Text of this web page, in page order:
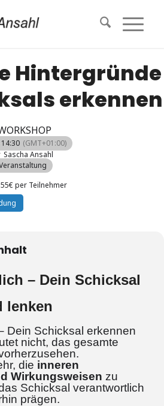
Hintergründe
erkennen
(GMT+01:00)
Sascha Ansahl
55€ per Teilnehmer
– Dein Schicksal
lenken
Dein Schicksal erkennen
nicht, das gesamte
die inneren
Wirkungsweisen zu
Schicksal verantwortlich
prägen.